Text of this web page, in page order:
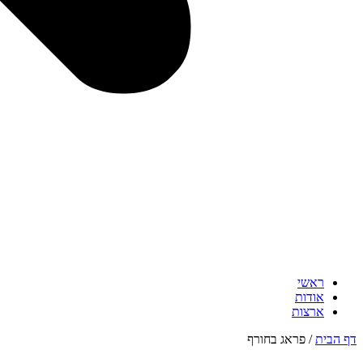
ראשי
אודות
ארצות
דף הבית/ פראג בחורף